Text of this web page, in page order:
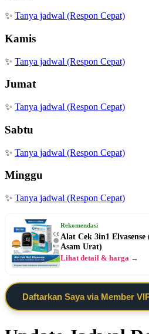
✨ Tanya jadwal (Respon Cepat)
Kamis
✨ Tanya jadwal (Respon Cepat)
Jumat
✨ Tanya jadwal (Respon Cepat)
Sabtu
✨ Tanya jadwal (Respon Cepat)
Minggu
✨ Tanya jadwal (Respon Cepat)
Rekomendasi
Alat Cek 3in1
Asam Urat)
Lihat detail & harga →
Daftarkan Saya via Member